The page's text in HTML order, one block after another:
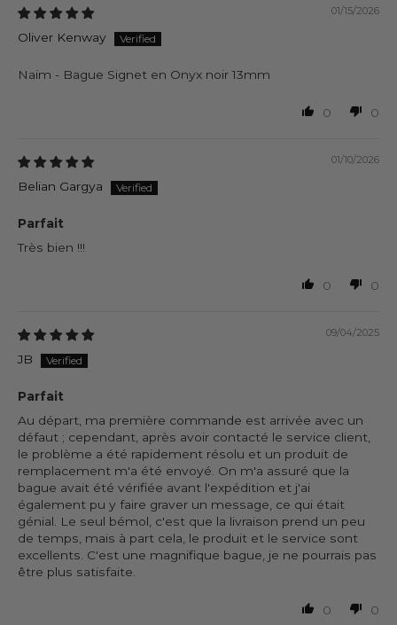
01/15/2026
Oliver Kenway
Naim - Bague Signet en Onyx noir 13mm
0 0
01/10/2026
Belian Gargya
Parfait
Très bien !!!
0 0
09/04/2025
JB
Parfait
Au départ, ma première commande est arrivée avec un
défaut ; cependant, après avoir contacté le service client,
le problème a été rapidement résolu et un produit de
remplacement m'a été envoyé. On m'a assuré que la
bague avait été vérifiée avant l'expédition et j'ai
également pu y faire graver un message, ce qui était
génial. Le seul bémol, c'est que la livraison prend un peu
de temps, mais à part cela, le produit et le service sont
excellents. C'est une magnifique bague, je ne pourrais pas
être plus satisfaite.
0 0